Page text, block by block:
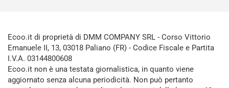
Ecoo.it di proprietà di DMM COMPANY SRL - Corso Vittorio
Emanuele II, 13, 03018 Paliano (FR) - Codice Fiscale e Partita
I.V.A. 03144800608
Ecoo.it non è una testata giornalistica, in quanto viene
aggiornato senza alcuna periodicità. Non può pertanto